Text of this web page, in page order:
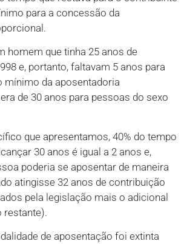
para a concessão da
homem que tinha 25 anos de
e, portanto, faltavam 5 anos para
mínimo da aposentadoria
de 30 anos para pessoas do sexo
que apresentamos, 40% do tempo
30 anos é igual a 2 anos e,
poderia se aposentar de maneira
atingisse 32 anos de contribuição
pela legislação mais o adicional
restante).
de aposentação foi extinta